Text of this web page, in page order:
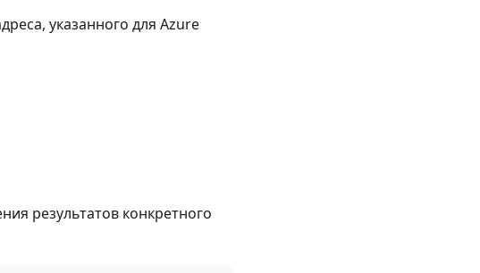
указанного для Azure
результатов конкретного